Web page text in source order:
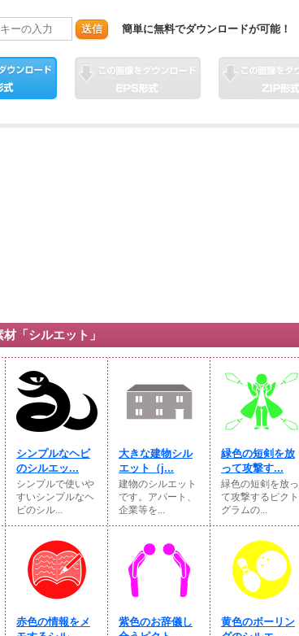
送信 簡単に無料でダウンロードが可能！
「シルエット」
シンプルなヘビ
のシルエッ...
シンプルで使いや
すいシンプルなヘ
ビのシル...
大きな建物シル
エット（j...
建物のシルエット
です。アパート、
企業等を...
緑色の短剣を放
って攻撃す...
緑色の短剣を放っ
て攻撃するピクト
グラムの...
赤色の情報をメ
紫色のお辞儀し
黄色のボーリン